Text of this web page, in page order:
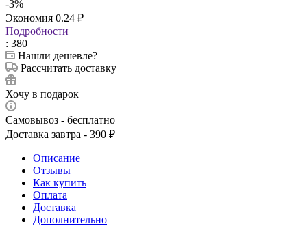
-3%
Экономия 0.24 ₽
Подробности
: 380
Нашли дешевле?
Рассчитать доставку
Хочу в подарок
Самовывоз - бесплатно
Доставка завтра - 390 ₽
Описание
Отзывы
Как купить
Оплата
Доставка
Дополнительно